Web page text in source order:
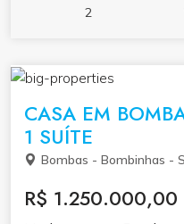
completo, o
2
CASA EM
1 SUÍTE
Bombas - Bombinhas -
R$ 1.250.000,00